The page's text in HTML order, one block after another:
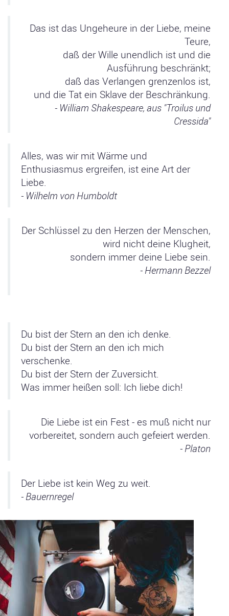
Das ist das Ungeheure in der Liebe, meine
Teure,
daß der Wille unendlich ist und die
Ausführung beschränkt;
daß das Verlangen grenzenlos ist,
und die Tat ein Sklave der Beschränkung.
- William Shakespeare, aus "Troilus und
Cressida"
Alles, was wir mit Wärme und
Enthusiasmus ergreifen, ist eine Art der
Liebe.
- Wilhelm von Humboldt
Der Schlüssel zu den Herzen der Menschen,
wird nicht deine Klugheit,
sondern immer deine Liebe sein.
- Hermann Bezzel
Du bist der Stern an den ich denke.
Du bist der Stern an den ich mich
verschenke.
Du bist der Stern der Zuversicht.
Was immer heißen soll: Ich liebe dich!
Die Liebe ist ein Fest - es muß nicht nur
vorbereitet, sondern auch gefeiert werden.
- Platon
Der Liebe ist kein Weg zu weit.
- Bauernregel